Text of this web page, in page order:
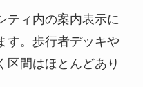
ティ内の案内表示に
す。歩行者デッキや
区間はほとんどあり